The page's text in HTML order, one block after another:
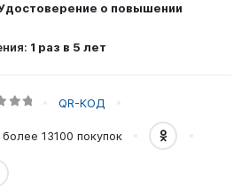
о повышении
1 раз в 5 лет
QR-КОД
более 13100 покупок